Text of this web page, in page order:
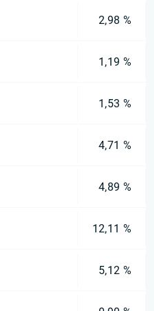
2,98 %
1,19 %
1,53 %
4,71 %
4,89 %
12,11 %
5,12 %